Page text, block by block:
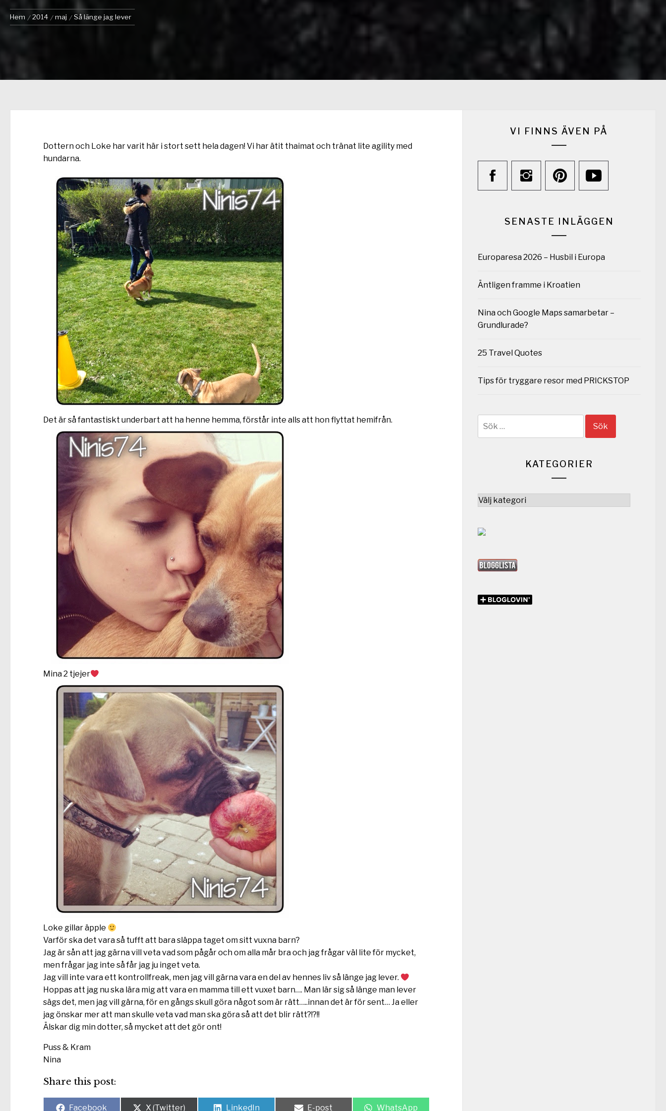
Hem 2014 maj Så länge jag lever
Dottern och Loke har varit här i stort sett hela dagen! Vi har ätit thaimat och tränat lite agility med
hundarna.
Det är så fantastiskt underbart att ha henne hemma, förstår inte alls att hon flyttat hemifrån.
Mina 2 tjejer
Loke gillar äpple
Varför ska det vara så tufft att bara släppa taget om sitt vuxna barn?
Jag är sån att jag gärna vill veta vad som pågår och om alla mår bra och jag frågar väl lite för mycket,
men frågar jag inte så får jag ju inget veta.
Jag vill inte vara ett kontrollfreak, men jag vill gärna vara en del av hennes liv så länge jag lever.
Hoppas att jag nu ska lära mig att vara en mamma till ett vuxet barn…. Man lär sig så länge man lever
sägs det, men jag vill gärna, för en gångs skull göra något som är rätt…..innan det är för sent… Ja eller
jag önskar mer att man skulle veta vad man ska göra så att det blir rätt?!?!!
Älskar dig min dotter, så mycket att det gör ont!
Puss & Kram
Nina
Share this post:
Dela
Facebook
Dela
X (Twitter)
Dela
LinkedIn
Dela
E-post
Dela
WhatsApp
VI FINNS ÄVEN PÅ
SENASTE INLÄGGEN
Europaresa 2026 – Husbil i Europa
Äntligen framme i Kroatien
Nina och Google Maps samarbetar –
Grundlurade?
25 Travel Quotes
Tips för tryggare resor med PRICKSTOP
KATEGORIER
Kategorier